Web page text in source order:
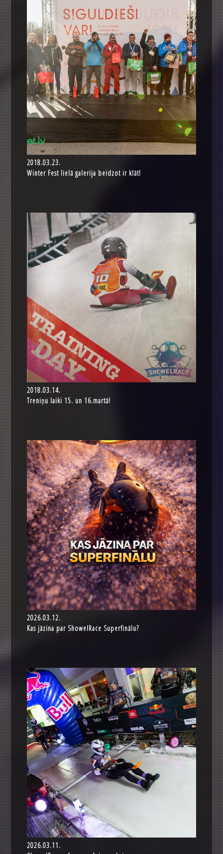
2018.03.23.
Winter Fest lielā galerija beidzot ir klāt!
2018.03.14.
Treniņu laiki 15. un 16.martā!
2026.03.12.
Kas jāzina par ShowelRace Superfinālu?
2026.03.11.